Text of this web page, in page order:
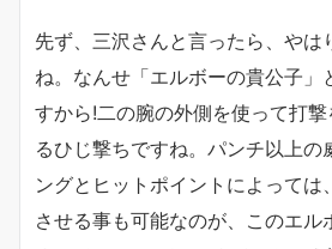
先ず、三沢さんと言ったら、やは
ね。なんせ「エルボーの貴公子」
すから!二の腕の外側を使って打
るひじ撃ちですね。パンチ以上の
ングとヒットポイントによっては
させる事も可能なのが、このエル